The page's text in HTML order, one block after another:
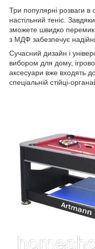
Три популярні розваги в
настільний теніс.
зможете швидко
з МДФ забезпечує
Сучасний дизайн і
вибором для дому,
аксесуари вже входять
спеціальній стійці-